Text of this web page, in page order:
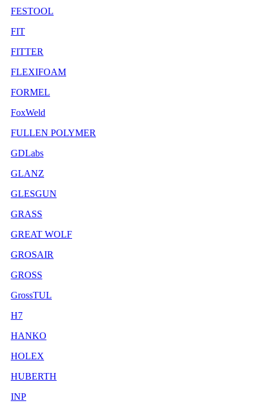
FESTOOL
FIT
FITTER
FLEXIFOAM
FORMEL
FoxWeld
FULLEN POLYMER
GDLabs
GLANZ
GLESGUN
GRASS
GREAT WOLF
GROSAIR
GROSS
GrossTUL
H7
HANKO
HOLEX
HUBERTH
INP